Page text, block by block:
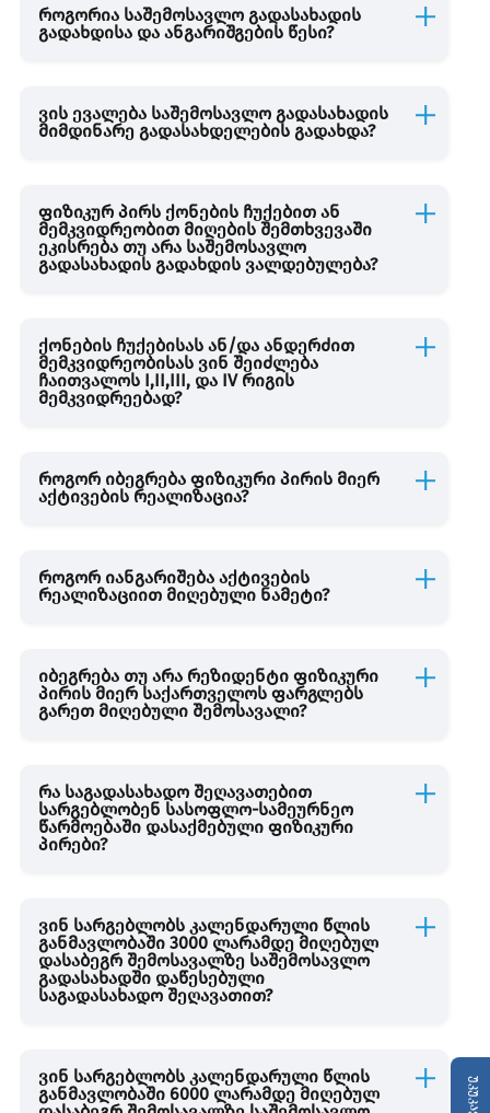
სესხის და კაპიტალის აღრიცხვა
როგორია საშემოსავლო გადასახადის
გადახდისა და ანგარიშგების წესი?
ვის ევალება საშემოსავლო გადასახადის
მიმდინარე გადასახდელების გადახდა?
ფიზიკურ პირს ქონების ჩუქებით ან
მემკვიდრეობით მიღების შემთხვევაში
ეკისრება თუ არა საშემოსავლო
გადასახადის გადახდის ვალდებულება?
ქონების ჩუქებისას ან/და ანდერძით
მემკვიდრეობისას ვინ შეიძლება
ჩაითვალოს I,II,III, და IV რიგის
მემკვიდრეებად?
როგორ იბეგრება ფიზიკური პირის მიერ
აქტივების რეალიზაცია?
როგორ იანგარიშება აქტივების
რეალიზაციით მიღებული ნამეტი?
იბეგრება თუ არა რეზიდენტი ფიზიკური
პირის მიერ საქართველოს ფარგლებს
გარეთ მიღებული შემოსავალი?
რა საგადასახადო შეღავათებით
სარგებლობენ სასოფლო-სამეურნეო
წარმოებაში დასაქმებული ფიზიკური
პირები?
ვინ სარგებლობს კალენდარული წლის
განმავლობაში 3000 ლარამდე მიღებულ
დასაბეგრ შემოსავალზე საშემოსავლო
გადასახადში დაწესებული
საგადასახადო შეღავათით?
ვინ სარგებლობს კალენდარული წლის
განმავლობაში 6000 ლარამდე მიღებულ